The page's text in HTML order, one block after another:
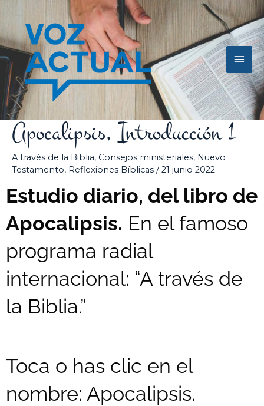
contenido
Apocalipsis, Introducción 1
A través de la Biblia, Consejos ministeriales, Nuevo
Testamento, Reflexiones Bíblicas /21 junio 2022
Estudio diario, del libro de
Apocalipsis. En el famoso
programa radial
internacional: “A través de
la Biblia.”
Toca o has clic en el
nombre: Apocalipsis.